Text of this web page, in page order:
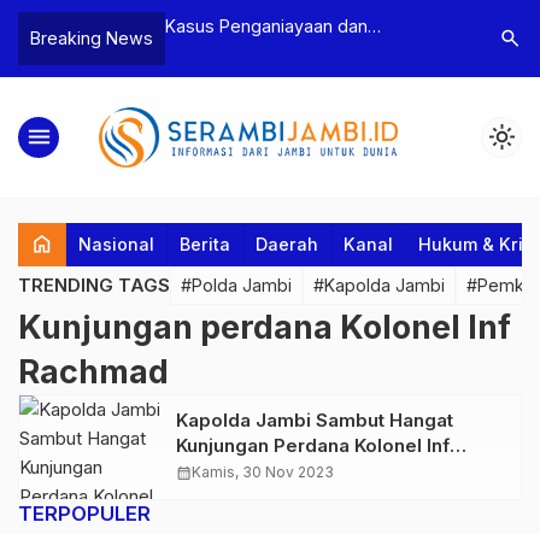
Breaking News
Bea Cukai
Pelaku beserta
dan 146 Gram
Kasus Penganiayaan dan
Tebo Tetapkan Dua Tersangka
Polres
Dua
search
menu light_mode
home Nasional Berita Daerah Kanal Hukum &
TRENDING TAGS #Polda Jambi #Kapolda Jambi
Kunjungan perdana Kolonel Inf
Rachmad
Kapolda Jambi Sambut Hangat
Kunjungan Perdana Kolonel Inf
Rachmad Sebagai Danrem 042 Gapu
calendar_monthKamis, 30 Nov 2023
TERPOPULER